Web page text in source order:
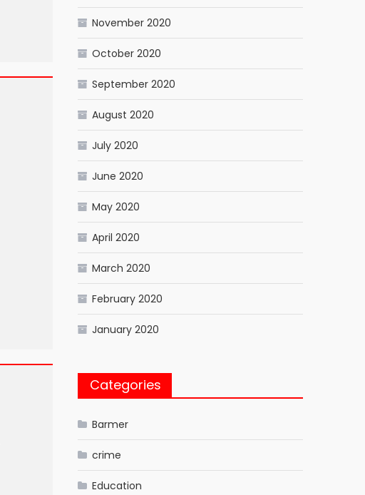
November 2020
October 2020
September 2020
August 2020
July 2020
June 2020
May 2020
April 2020
March 2020
February 2020
January 2020
Categories
Barmer
crime
Education